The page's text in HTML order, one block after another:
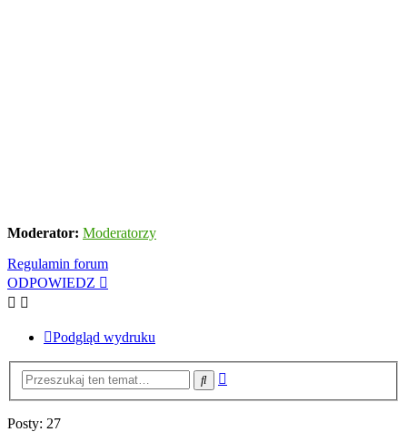
Moderator: Moderatorzy
Regulamin forum
ODPOWIEDZ
Podgląd wydruku
Szukaj
Posty: 27